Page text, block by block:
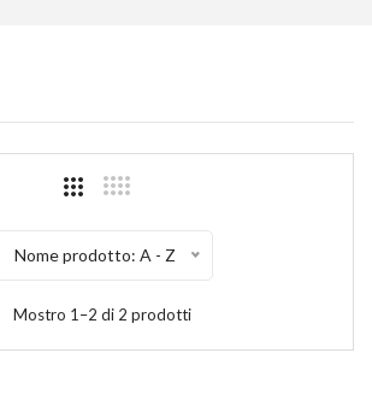
Nome prodotto: A - Z
Mostro 1–2 di 2 prodotti